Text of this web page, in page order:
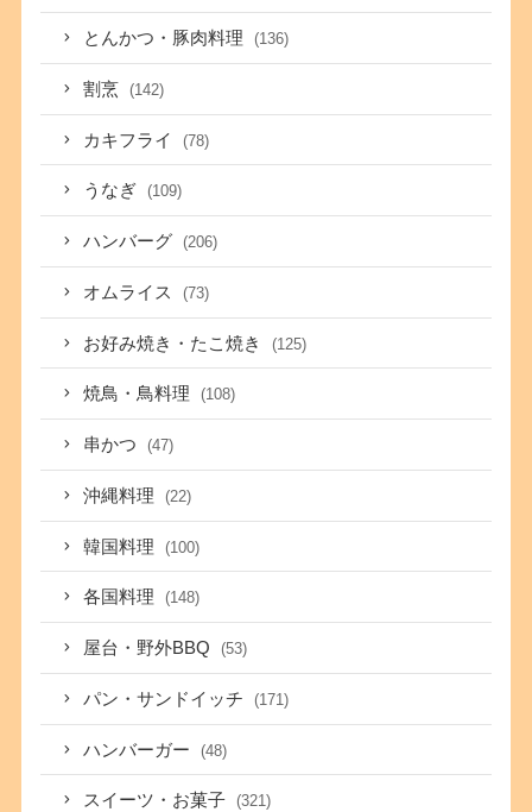
とんかつ・豚肉料理 (136)
割烹 (142)
カキフライ (78)
うなぎ (109)
ハンバーグ (206)
オムライス (73)
お好み焼き・たこ焼き (125)
焼鳥・鳥料理 (108)
串かつ (47)
沖縄料理 (22)
韓国料理 (100)
各国料理 (148)
屋台・野外BBQ (53)
パン・サンドイッチ (171)
ハンバーガー (48)
スイーツ・お菓子 (321)